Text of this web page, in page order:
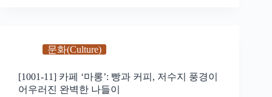
문화(Culture)
[1001-11] 카페 ‘마롱’: 빵과 커피, 저수지 풍경이
어우러진 완벽한 나들이